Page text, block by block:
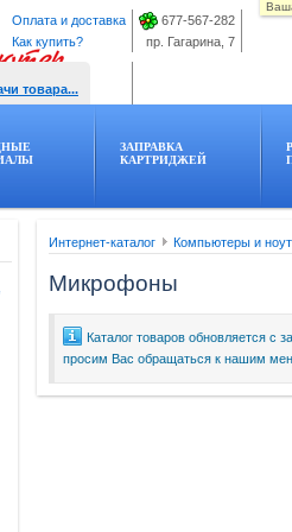
677-567-282
пр. Гагарина, 7
Оплата и доставка
Как купить?
товара...
ЗАПРАВКА
КАРТРИДЖЕЙ
Интернет-каталог Компьютеры и
Микрофоны
Каталог товаров обновляется с
просим Вас обращаться к нашим